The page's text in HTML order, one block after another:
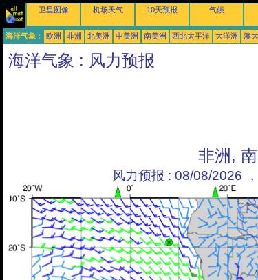
卫星图像 机场天气 10天预报 气候
海洋气象 : 欧洲 非洲 北美洲 中美洲 南美洲 西北太平洋 大洋洲 澳
海洋气象 : 风力预报
非洲, 南
风力预报 : 08/08/2026